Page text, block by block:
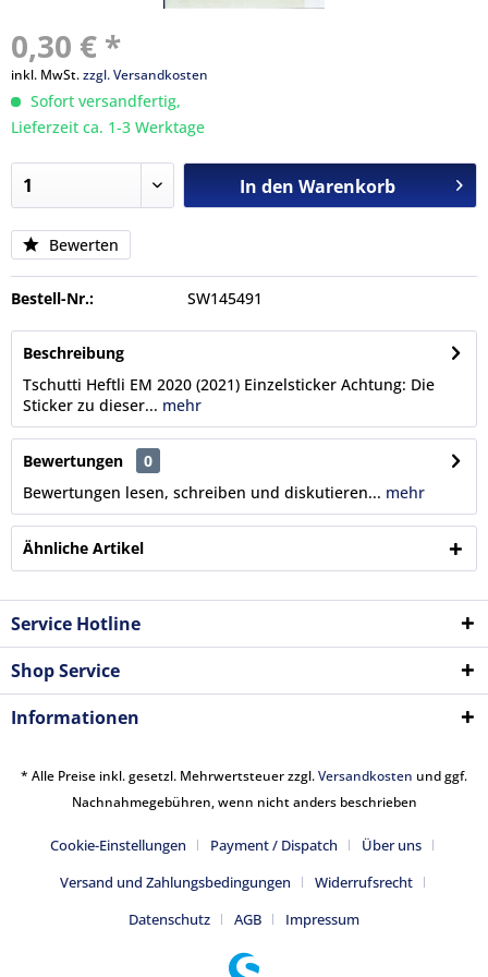
0,30 € *
inkl. MwSt.zzgl. Versandkosten
Sofort versandfertig,
Lieferzeit ca. 1-3 Werktage
In den Warenkorb
Bewerten
Bestell-Nr.: SW145491
Beschreibung
Tschutti Heftli EM 2020 (2021) Einzelsticker Achtung: Die
Sticker zu dieser... mehr
Bewertungen
0
Bewertungen lesen, schreiben und diskutieren... mehr
Ähnliche Artikel
Service Hotline
Shop Service
Informationen
* Alle Preise inkl. gesetzl. Mehrwertsteuer zzgl.Versandkosten und ggf.
Nachnahmegebühren, wenn nicht anders beschrieben
Cookie-Einstellungen Payment / Dispatch
Über uns
Versand und Zahlungsbedingungen
Widerrufsrecht
Datenschutz
AGB Impressum